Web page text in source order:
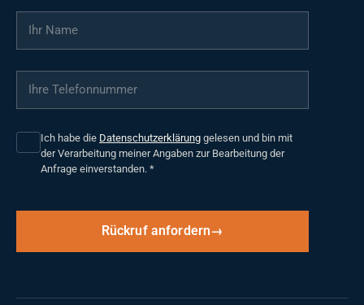
Ihr Name
Ihre Telefonnummer
Ich habe die Datenschutzerklärung gelesen und bin mit
der Verarbeitung meiner Angaben zur Bearbeitung der
Anfrage einverstanden. *
Rückruf anfordern